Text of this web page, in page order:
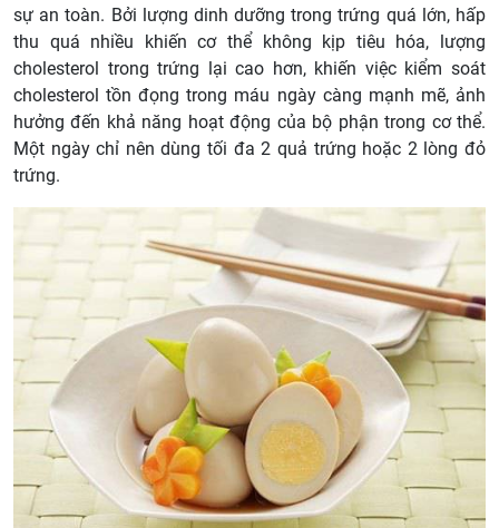
sự an toàn. Bởi lượng dinh dưỡng trong trứng quá lớn, hấp
thu quá nhiều khiến cơ thể không kịp tiêu hóa, lượng
cholesterol trong trứng lại cao hơn, khiến việc kiểm soát
cholesterol tồn đọng trong máu ngày càng mạnh mẽ, ảnh
hưởng đến khả năng hoạt động của bộ phận trong cơ thể.
Một ngày chỉ nên dùng tối đa 2 quả trứng hoặc 2 lòng đỏ
trứng.